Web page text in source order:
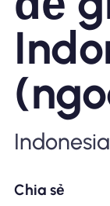
Tại sao
Sử dụng
Cho doanh
Chia sẻ